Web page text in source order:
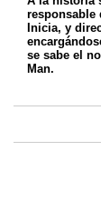
responsable
Inicia, y
se sabe el
Man.